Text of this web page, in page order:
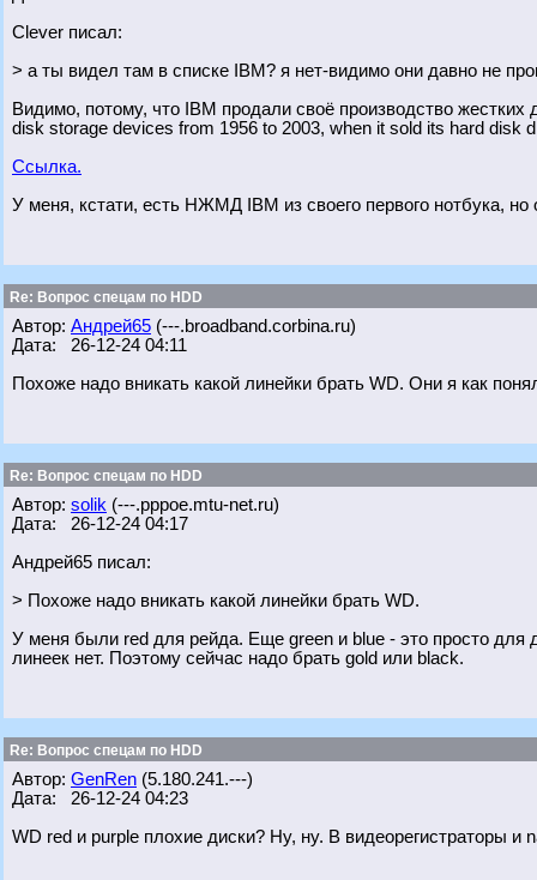
Clever писал:
> а ты видел там в списке IBM? я нет-видимо они давно не
Видимо, потому, что IBM продали своё производство
disk storage devices from 1956 to 2003, when it sold its hard disk
Ссылка.
У меня, кстати, есть НЖМД IBM из своего первого нотбука, но
Re: Вопрос спецам по HDD
Автор: Андрей65 (---.broadband.corbina.ru)
Дата: 26-12-24 04:11
Похоже надо вникать какой линейки брать WD. Они я как
Re: Вопрос спецам по HDD
Автор: solik (---.pppoe.mtu-net.ru)
Дата: 26-12-24 04:17
Андрей65 писал:
> Похоже надо вникать какой линейки брать WD.
У меня были red для рейда. Еще green и blue - это просто для
линеек нет. Поэтому сейчас надо брать gold или black.
Re: Вопрос спецам по HDD
Автор: GenRen (5.180.241.---)
Дата: 26-12-24 04:23
WD red и purple плохие диски? Ну, ну. В видеорегистраторы